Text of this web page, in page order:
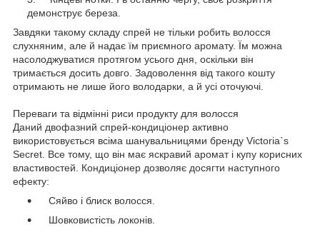
демонструє береза.
Завдяки такому складу спрей не тільки робить волосся
слухняним, але й надає їм приємного аромату. Їм можна
насолоджуватися протягом усього дня, оскільки він
тримається досить довго. Задоволення від такого кошту
отримають не лише його володарки, а й усі оточуючі.
Переваги та відмінні риси продукту для волосся
Даний двофазний спрей-кондиціонер активно
використовується всіма шанувальницями бренду Victoria`s
Secret. Все тому, що він має яскравий аромат і купу корисних
властивостей. Кондиціонер дозволяє досягти наступного
ефекту:
Сяйво і блиск волосся.
Шовковистість локонів.